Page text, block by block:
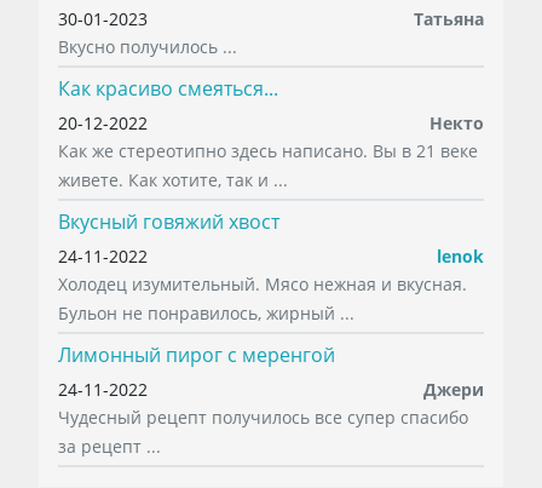
30-01-2023
Татьяна
Вкусно получилось ...
Как красиво смеяться...
20-12-2022
Некто
Как же стереотипно здесь написано. Вы в 21 веке
живете. Как хотите, так и ...
Вкусный говяжий хвост
24-11-2022
lenok
Холодец изумительный. Мясо нежная и вкусная.
Бульон не понравилось, жирный ...
Лимонный пирог с меренгой
24-11-2022
Джери
Чудесный рецепт получилось все супер спасибо
за рецепт ...